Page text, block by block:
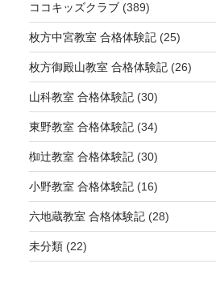
ココキッズクラブ(389)
枚方中宮教室 合格体験記(25)
枚方御殿山教室 合格体験記(26)
山科教室 合格体験記(30)
東野教室 合格体験記(34)
椥辻教室 合格体験記(30)
小野教室 合格体験記(16)
六地蔵教室 合格体験記(28)
未分類(22)